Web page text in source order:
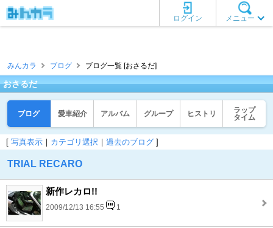
メニュー
ログイン
みんカラ ブログ ブログ一覧 [おさるだ]
おさるだ
ブログ 愛車紹介 アルバム グループ ヒストリ
ラップ
タイム
[ 写真表示 ｜ カテゴリ選択 ｜ 過去のブログ ]
TRIAL RECARO
新作レカロ!!
2009/12/13 16:55 1